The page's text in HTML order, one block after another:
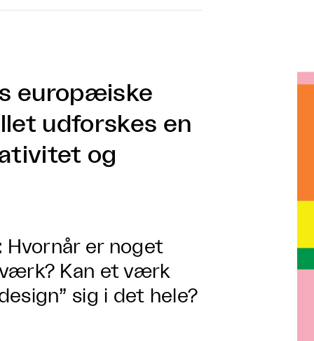
europæiske
udforskes en
og
Hvornår er noget
Kan et værk
sig i det hele?